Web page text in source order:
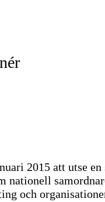
2015 att utse
nationell
och